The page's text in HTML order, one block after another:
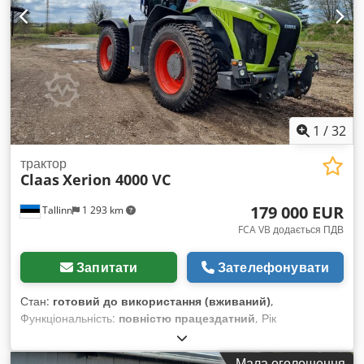
1 /32
Tallinn 1 293 km
трактор
ClaasXerion 4000 VC
179 000 EUR
FCA VB додається ПДВ
Запитати Зателефонувати
Стан: готовий до використання (вживаний),
Функціональність: повністю працездатний, Рік
, мотогодини:
кВт (418,76 к.с.), виробник двигунів:Mercedes, тип